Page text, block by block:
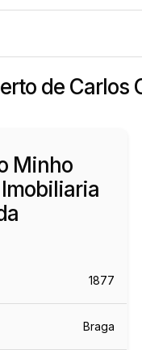
de Carlos
Minho
1877
Braga